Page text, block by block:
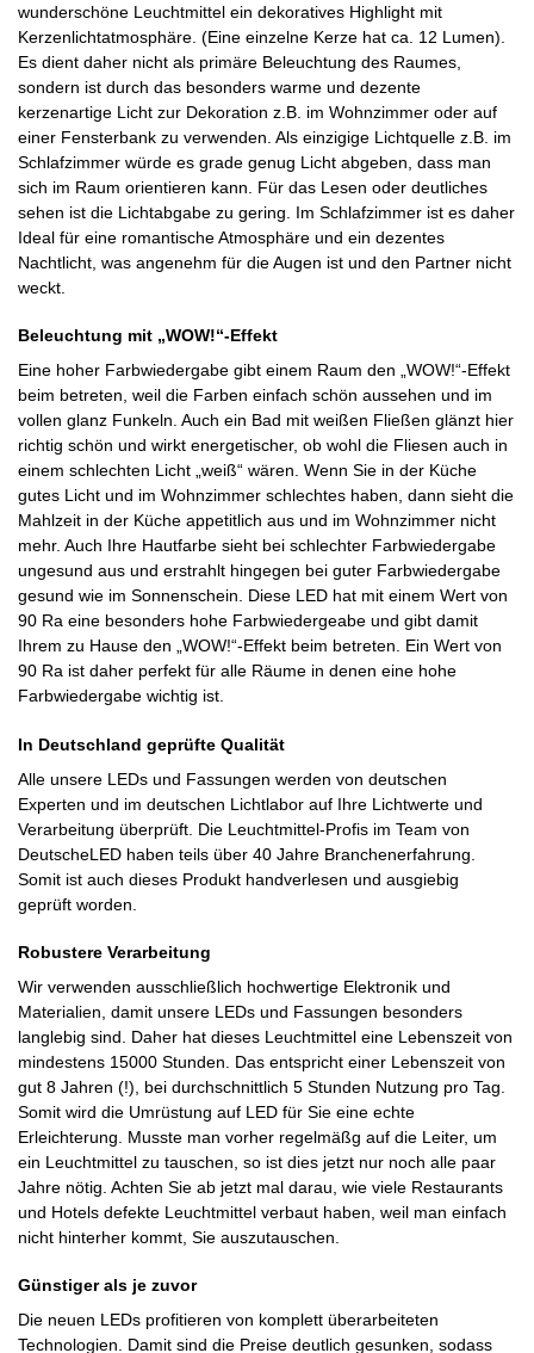
wunderschöne Leuchtmittel ein dekoratives Highlight mit
Kerzenlichtatmosphäre. (Eine einzelne Kerze hat ca. 12 Lumen).
Es dient daher nicht als primäre Beleuchtung des Raumes,
sondern ist durch das besonders warme und dezente
kerzenartige Licht zur Dekoration z.B. im Wohnzimmer oder auf
einer Fensterbank zu verwenden. Als einzigige Lichtquelle z.B. im
Schlafzimmer würde es grade genug Licht abgeben, dass man
sich im Raum orientieren kann. Für das Lesen oder deutliches
sehen ist die Lichtabgabe zu gering. Im Schlafzimmer ist es daher
Ideal für eine romantische Atmosphäre und ein dezentes
Nachtlicht, was angenehm für die Augen ist und den Partner nicht
weckt.
Beleuchtung mit „WOW!“-Effekt
Eine hoher Farbwiedergabe gibt einem Raum den „WOW!“-Effekt
beim betreten, weil die Farben einfach schön aussehen und im
vollen glanz Funkeln. Auch ein Bad mit weißen Fließen glänzt hier
richtig schön und wirkt energetischer, ob wohl die Fliesen auch in
einem schlechten Licht „weiß“ wären. Wenn Sie in der Küche
gutes Licht und im Wohnzimmer schlechtes haben, dann sieht die
Mahlzeit in der Küche appetitlich aus und im Wohnzimmer nicht
mehr. Auch Ihre Hautfarbe sieht bei schlechter Farbwiedergabe
ungesund aus und erstrahlt hingegen bei guter Farbwiedergabe
gesund wie im Sonnenschein. Diese LED hat mit einem Wert von
90 Ra eine besonders hohe Farbwiedergeabe und gibt damit
Ihrem zu Hause den „WOW!“-Effekt beim betreten. Ein Wert von
90 Ra ist daher perfekt für alle Räume in denen eine hohe
Farbwiedergabe wichtig ist.
In Deutschland geprüfte Qualität
Alle unsere LEDs und Fassungen werden von deutschen
Experten und im deutschen Lichtlabor auf Ihre Lichtwerte und
Verarbeitung überprüft. Die Leuchtmittel-Profis im Team von
DeutscheLED haben teils über 40 Jahre Branchenerfahrung.
Somit ist auch dieses Produkt handverlesen und ausgiebig
geprüft worden.
Robustere Verarbeitung
Wir verwenden ausschließlich hochwertige Elektronik und
Materialien, damit unsere LEDs und Fassungen besonders
langlebig sind. Daher hat dieses Leuchtmittel eine Lebenszeit von
mindestens 15000 Stunden. Das entspricht einer Lebenszeit von
gut 8 Jahren (!), bei durchschnittlich 5 Stunden Nutzung pro Tag.
Somit wird die Umrüstung auf LED für Sie eine echte
Erleichterung. Musste man vorher regelmäßg auf die Leiter, um
ein Leuchtmittel zu tauschen, so ist dies jetzt nur noch alle paar
Jahre nötig. Achten Sie ab jetzt mal darau, wie viele Restaurants
und Hotels defekte Leuchtmittel verbaut haben, weil man einfach
nicht hinterher kommt, Sie auszutauschen.
Günstiger als je zuvor
Die neuen LEDs profitieren von komplett überarbeiteten
Technologien. Damit sind die Preise deutlich gesunken, sodass